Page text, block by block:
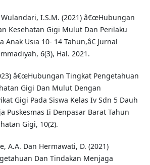
I.S.M. (2021) â€œHubungan
Kesehatan Gigi Mulut Dan Perilaku
Anak Usia 10- 14 Tahun,â€ Jurnal
6(3), Hal. 2021.
â€œHubungan Tingkat Pengetahuan
Gigi Dan Mulut Dengan
Gigi Pada Siswa Kelas Iv Sdn 5 Dauh
Puskesmas Ii Denpasar Barat Tahun
Gigi, 10(2).
A.A. Dan Hermawati, D. (2021)
Dan Tindakan Menjaga